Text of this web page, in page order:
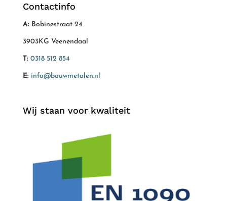
Contactinfo
A: Bobinestraat 24
3903KG Veenendaal
T: 0318 512 854
E: info@bouwmetalen.nl
Wij staan voor kwaliteit